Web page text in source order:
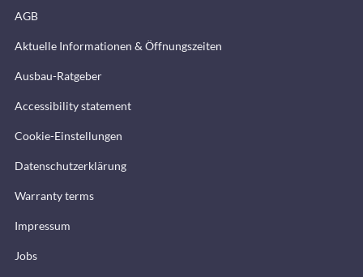
AGB
Aktuelle Informationen & Öffnungszeiten
Ausbau-Ratgeber
Accessibility statement
Cookie-Einstellungen
Datenschutzerklärung
Warranty terms
Impressum
Jobs